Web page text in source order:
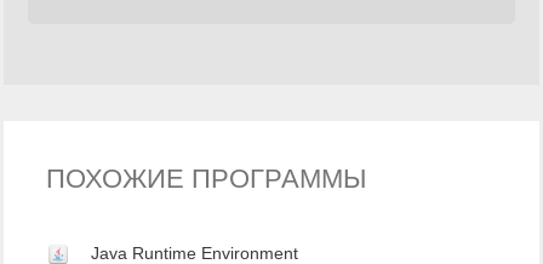
ПОХОЖИЕ ПРОГРАММЫ
Java Runtime Environment